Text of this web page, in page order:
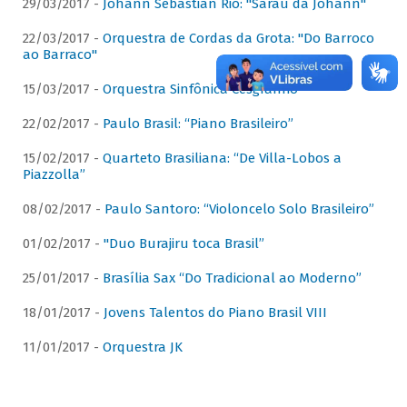
29/03/2017 - Johann Sebastian Rio: "Sarau da Johann"
22/03/2017 - Orquestra de Cordas da Grota: "Do Barroco
ao Barraco"
15/03/2017 - Orquestra Sinfônica Cesgranrio
22/02/2017 - Paulo Brasil: “Piano Brasileiro”
15/02/2017 - Quarteto Brasiliana: “De Villa-Lobos a
Piazzolla”
08/02/2017 - Paulo Santoro: “Violoncelo Solo Brasileiro”
01/02/2017 - "Duo Burajiru toca Brasil”
25/01/2017 - Brasília Sax “Do Tradicional ao Moderno”
18/01/2017 - Jovens Talentos do Piano Brasil VIII
11/01/2017 - Orquestra JK